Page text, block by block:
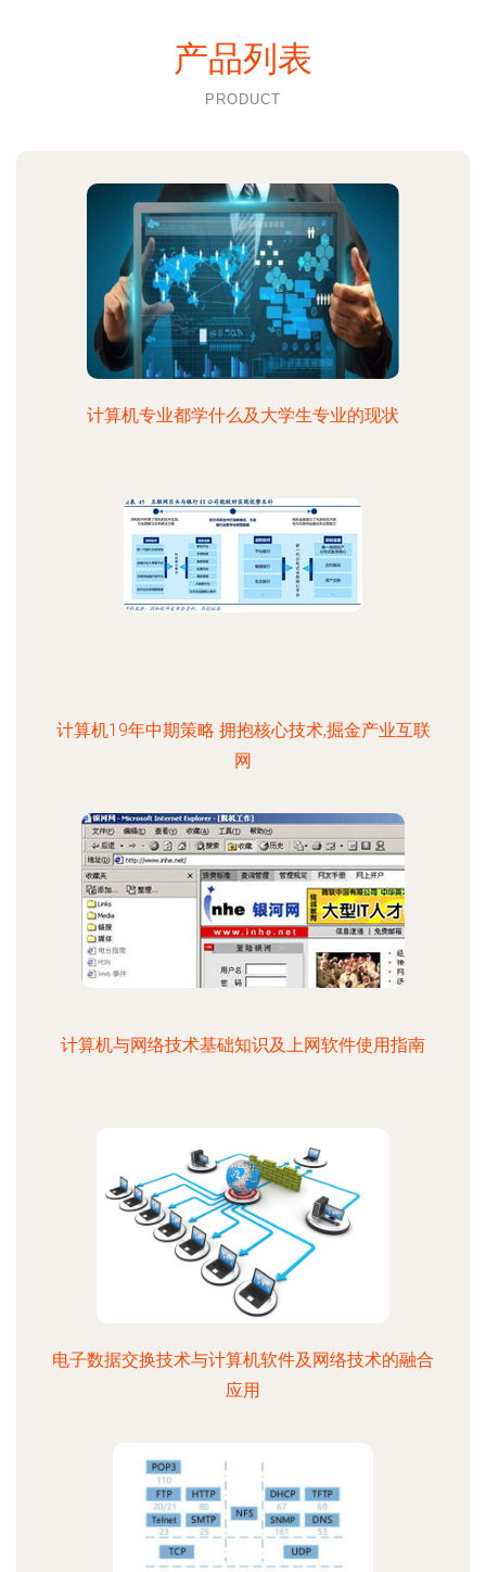
产品列表
PRODUCT
计算机专业都学什么及大学生专业的现状
计算机19年中期策略 拥抱核心技术,掘金产业互联
网
计算机与网络技术基础知识及上网软件使用指南
电子数据交换技术与计算机软件及网络技术的融合
应用